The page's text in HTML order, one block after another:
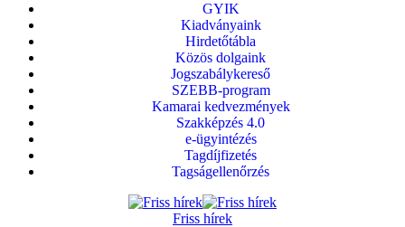
GYIK
Kiadványaink
Hirdetőtábla
Közös dolgaink
Jogszabálykereső
SZEBB-program
Kamarai kedvezmények
Szakképzés 4.0
e-ügyintézés
Tagdíjfizetés
Tagságellenőrzés
Friss hírek